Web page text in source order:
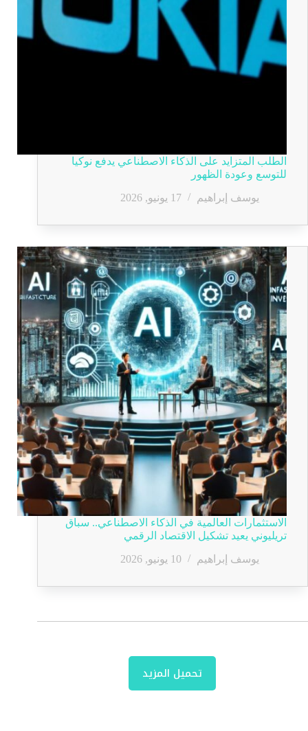
الطلب المتزايد على الذكاء الاصطناعي يدفع نوكيا
للتوسع وعودة الظهور
يوسف إبراهيم
17 يونيو, 2026
الاستثمارات العالمية في الذكاء الاصطناعي.. سباق
تريليوني يعيد تشكيل الاقتصاد الرقمي
يوسف إبراهيم
10 يونيو, 2026
تحميل المزيد